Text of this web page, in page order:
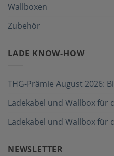
Wallboxen
Zubehör
LADE KNOW-HOW
THG-Prämie August 2026:
Ladekabel und Wallbox für
Ladekabel und Wallbox für
NEWSLETTER